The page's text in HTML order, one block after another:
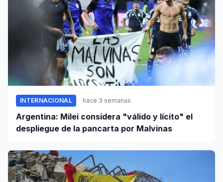
INTERNACIONAL hace 3 semanas
Argentina: Milei considera "válido y lícito" el
despliegue de la pancarta por Malvinas